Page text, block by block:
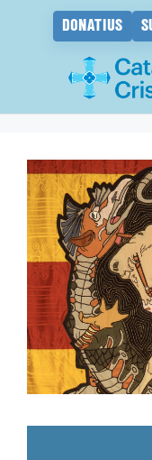
DONATIUS
contingut